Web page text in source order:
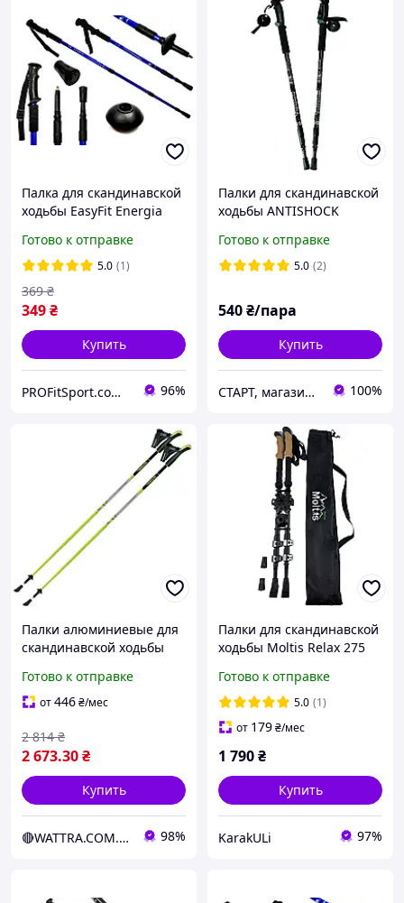
Палка для скандинавской
ходьбы EasyFit Energia
Готово к отправке
5.0 (1)
349₴
369 ₴
Купить
PROFitSport.com.ua - Интернет-магазин спортинвентаря 96%
Палки для скандинавской
ходьбы ANTISHOCK
алюминиевые 63 135 см
(пара) для туризма и
Готово к отправке
5.0 (2)
540₴/пара
Купить
СТАРТ, магазин спортивных товаров 100%
Палки алюминиевые для
скандинавской ходьбы
Gabel Light NCS 135
(7008341361350)
Готово к отправке
от446₴/мес
2 673.30₴
2 814 ₴
Купить
🔴WATTRA.COM.UA - дело техники... 98%
Палки для скандинавской
ходьбы Moltis Relax 275
видами насадок и чехлом
Flip-Lock
Готово к отправке
5.0 (1)
от 179₴/мес
1 790₴
Купить
KarakULi 97%